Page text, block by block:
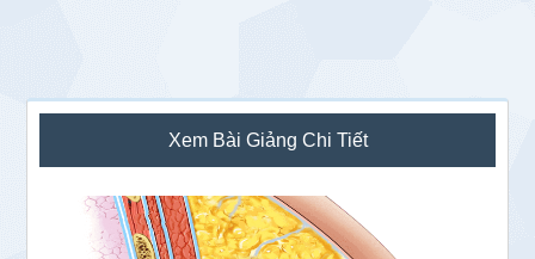
Sidebar
chính
Xem Bài Giảng Chi Tiết